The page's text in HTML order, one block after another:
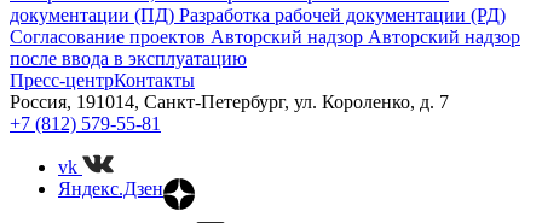
документации (ПД) Разработка рабочей документации (РД)
Согласование проектов Авторский надзор Авторский надзор
после ввода в эксплуатацию
Пресс-центрКонтакты
Россия, 191014, Санкт-Петербург, ул. Короленко, д. 7
+7 (812) 579-55-81
vk
Яндекс.Дзен